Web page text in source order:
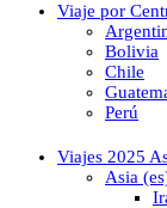
Viaje por
Bolivia
Chile
Perú
Viajes 2025
Asia